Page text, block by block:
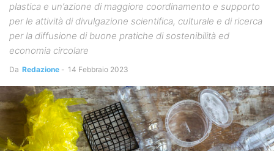
plastica e un’azione di maggiore coordinamento e supporto
per le attività di divulgazione scientifica, culturale e di ricerca
per la diffusione di buone pratiche di sostenibilità ed
economia circolare
Da Redazione - 14 Febbraio 2023